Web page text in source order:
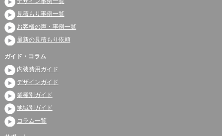
見積もり事例一覧
お客様の声・事例一覧
最新の見積もり依頼
ガイド・コラム
内装費用ガイド
デザインガイド
業種別ガイド
地域別ガイド
コラム一覧